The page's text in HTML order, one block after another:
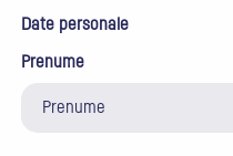
Date personale
Prenume